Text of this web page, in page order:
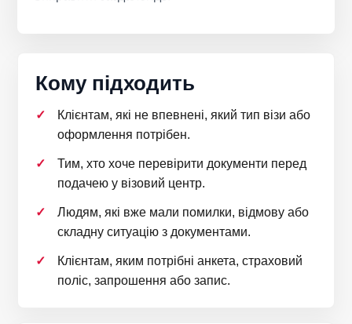
Кому підходить
Клієнтам, які не впевнені, який тип візи або
оформлення потрібен.
Тим, хто хоче перевірити документи перед
подачею у візовий центр.
Людям, які вже мали помилки, відмову або
складну ситуацію з документами.
Клієнтам, яким потрібні анкета, страховий
поліс, запрошення або запис.